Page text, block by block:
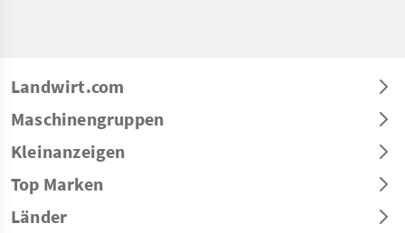
Landwirt.com
Maschinengruppen
Kleinanzeigen
Top Marken
Länder